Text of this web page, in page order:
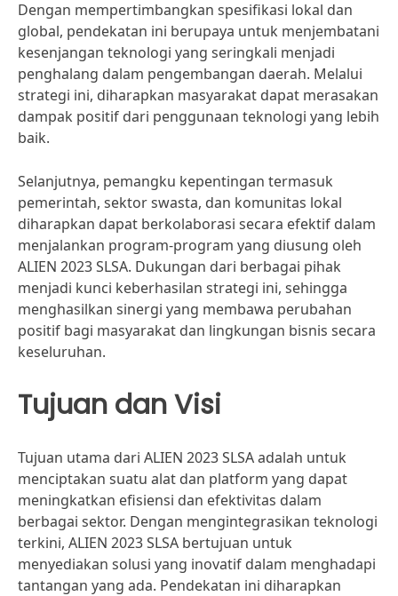
Dengan mempertimbangkan spesifikasi lokal dan
global, pendekatan ini berupaya untuk menjembatani
kesenjangan teknologi yang seringkali menjadi
penghalang dalam pengembangan daerah. Melalui
strategi ini, diharapkan masyarakat dapat merasakan
dampak positif dari penggunaan teknologi yang lebih
baik.
Selanjutnya, pemangku kepentingan termasuk
pemerintah, sektor swasta, dan komunitas lokal
diharapkan dapat berkolaborasi secara efektif dalam
menjalankan program-program yang diusung oleh
ALIEN 2023 SLSA. Dukungan dari berbagai pihak
menjadi kunci keberhasilan strategi ini, sehingga
menghasilkan sinergi yang membawa perubahan
positif bagi masyarakat dan lingkungan bisnis secara
keseluruhan.
Tujuan dan Visi
Tujuan utama dari ALIEN 2023 SLSA adalah untuk
menciptakan suatu alat dan platform yang dapat
meningkatkan efisiensi dan efektivitas dalam
berbagai sektor. Dengan mengintegrasikan teknologi
terkini, ALIEN 2023 SLSA bertujuan untuk
menyediakan solusi yang inovatif dalam menghadapi
tantangan yang ada. Pendekatan ini diharapkan